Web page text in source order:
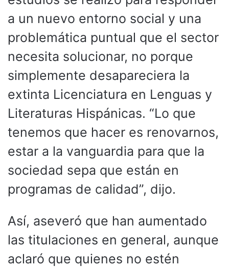
a un nuevo entorno social y una
problemática puntual que el sector
necesita solucionar, no porque
simplemente desapareciera la
extinta Licenciatura en Lenguas y
Literaturas Hispánicas. “Lo que
tenemos que hacer es renovarnos,
estar a la vanguardia para que la
sociedad sepa que están en
programas de calidad”, dijo.
Así, aseveró que han aumentado
las titulaciones en general, aunque
aclaró que quienes no estén